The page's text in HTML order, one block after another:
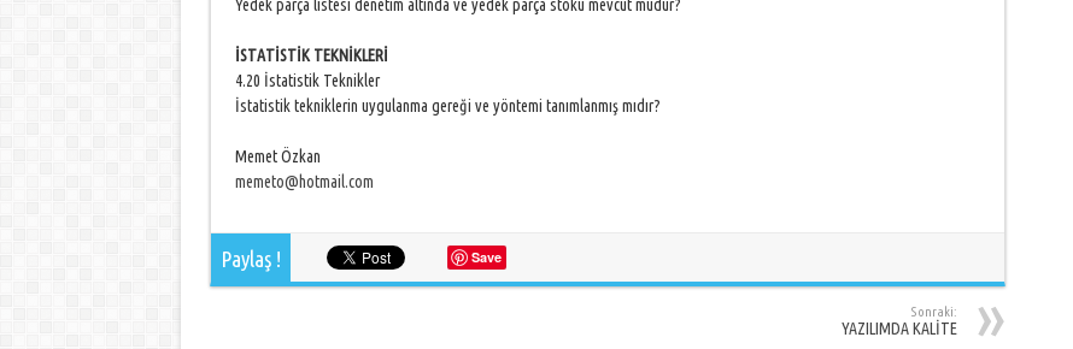
Yedek parça listesi denetim altında ve yedek parça stoku mevcut mudur?
İSTATİSTİK TEKNİKLERİ
4.20 İstatistik Teknikler
İstatistik tekniklerin uygulanma gereği ve yöntemi tanımlanmış mıdır?
Memet Özkan
memeto@hotmail.com
Paylaş ! Save
Sonraki:
YAZILIMDA KALİTE